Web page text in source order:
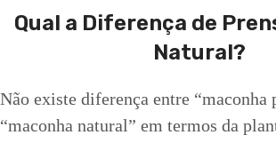
Qual a Diferença de
Natural?
Não existe diferença entre “maconha
“maconha natural” em termos da